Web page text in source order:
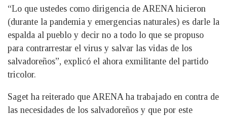
“Lo que ustedes como dirigencia de ARENA hicieron
(durante la pandemia y emergencias naturales) es darle la
espalda al pueblo y decir no a todo lo que se propuso
para contrarrestar el virus y salvar las vidas de los
salvadoreños”, explicó el ahora exmilitante del partido
tricolor.
Saget ha reiterado que ARENA ha trabajado en contra de
las necesidades de los salvadoreños y que por este